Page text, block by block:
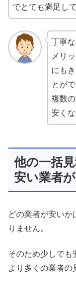
でとても満足し
丁寧
メリ
にも
とが
複数
安く
他の一括
安い業者
どの業者が安いか
りません。
そのため少しでも
より多くの業者の